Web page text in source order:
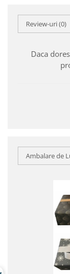
Review-uri(0)
Daca
Ambalare de